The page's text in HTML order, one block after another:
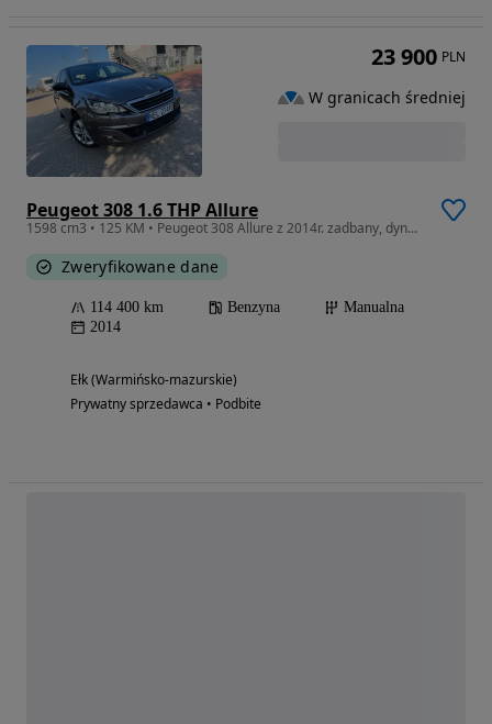
Peugeot 308 1.6 THP Allure
1598 cm3 • 125 KM • Peugeot 308 Allure z 2014r. zadbany, dynamiczny, stan bdb.
Zweryfikowane dane
114 400 km Benzyna
Manualna
2014
Ełk (Warmińsko-mazurskie)
Prywatny sprzedawca • Podbite
23 900 PLN
W granicach średniej